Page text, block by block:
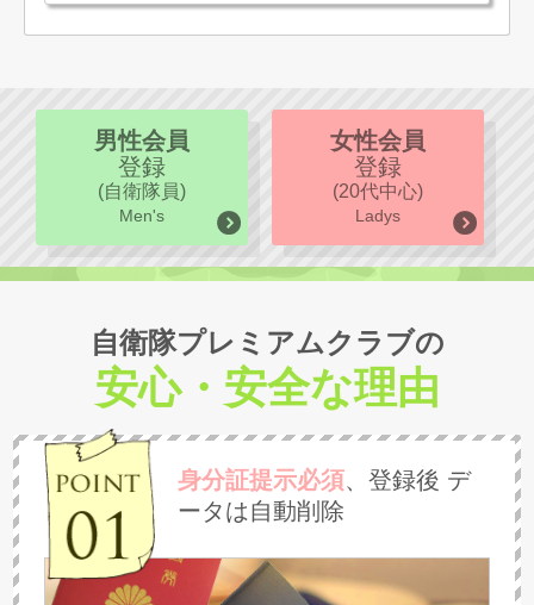
男性会員
登録
(自衛隊員)
Men's
女性会員
登録
(20代中心)
Ladys
自衛隊プレミアムクラブの
安心・安全な理由
身分証提示必須、登録後 デ
ータは自動削除